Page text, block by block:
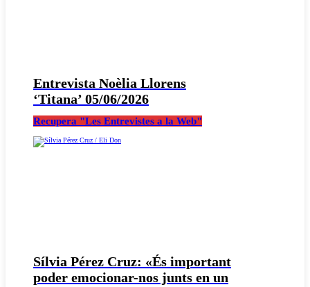
Entrevista Noèlia Llorens
‘Titana’ 05/06/2026
Recupera "Les Entrevistes a la Web"
Sílvia Pérez Cruz: «És important
poder emocionar-nos junts en un